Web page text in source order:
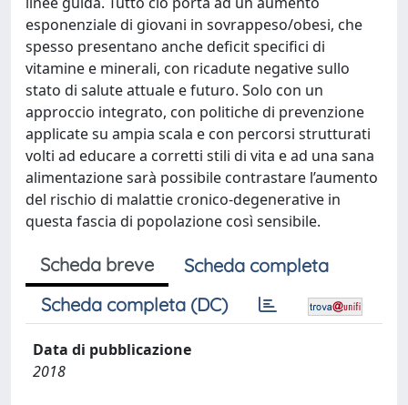
esponenziale di giovani in sovrappeso/obesi, che
spesso presentano anche deficit specifici di
vitamine e minerali, con ricadute negative sullo
stato di salute attuale e futuro. Solo con un
approccio integrato, con politiche di prevenzione
applicate su ampia scala e con percorsi strutturati
volti ad educare a corretti stili di vita e ad una sana
alimentazione sarà possibile contrastare l’aumento
del rischio di malattie cronico-degenerative in
questa fascia di popolazione così sensibile.
Scheda breve
Scheda completa
Scheda completa (DC)
Data di pubblicazione
2018